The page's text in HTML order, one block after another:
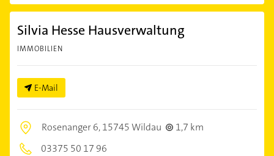
Silvia Hesse Hausverwaltung
IMMOBILIEN
E-Mail
Rosenanger 6,15745 Wildau
1,7 km
03375 50 17 96